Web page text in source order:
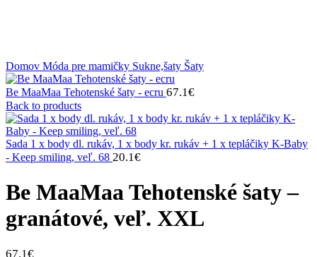
Domov Móda pre mamičky Sukne,šaty Šaty
Be MaaMaa Tehotenské šaty - ecru 67.1€
Back to products
Sada 1 x body dl. rukáv, 1 x body kr. rukáv + 1 x tepláčiky K-Baby
- Keep smiling, veľ. 68 20.1€
Be MaaMaa Tehotenské šaty –
granátové, veľ. XXL
67.1€